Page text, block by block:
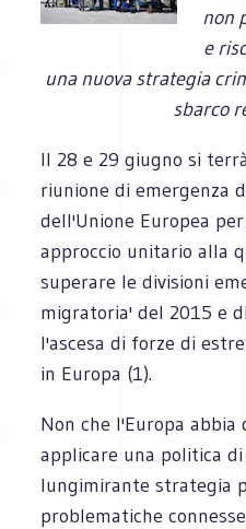
non
e
una nuova strategia
sbarco
Il 28 e 29 giugno si
riunione di emergenza
dell'Unione Europea
approccio unitario alla
superare le divisioni
migratoria' del 2015 e
l'ascesa di forze di
in Europa (1).
Non che l'Europa
applicare una politica
lungimirante strategia
problematiche